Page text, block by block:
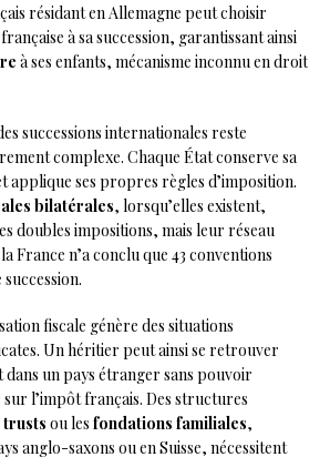
résidant en Allemagne peut choisir
à sa succession, garantissant ainsi
à ses enfants, mécanisme inconnu en droit
successions internationales reste
complexe. Chaque État conserve sa
applique ses propres règles d’imposition.
bilatérales, lorsqu’elles existent,
doubles impositions, mais leur réseau
France n’a conclu que 43 conventions
fiscale génère des situations
Un héritier peut ainsi se retrouver
dans un pays étranger sans pouvoir
l’impôt français. Des structures
trusts ou les fondations familiales,
anglo-saxons ou en Suisse, nécessitent